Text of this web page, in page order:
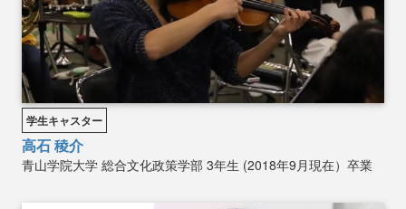
学生キャスター
高石 稜介
青山学院大学 総合文化政策学部 3年生 (2018年9月現在）卒業